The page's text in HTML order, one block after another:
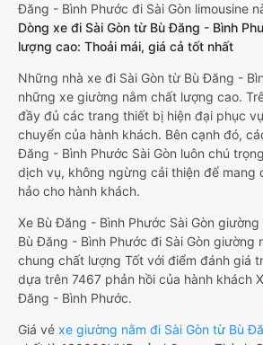
Đăng - Bình Phước đi Sài Gòn limousine
Dòng xe đi Sài Gòn từ Bù Đăng - Bình
lượng cao: Thoải mái, giá cả tốt nhất
Những nhà xe đi Sài Gòn từ Bù Đăng -
những xe giường nằm chất lượng cao.
đầy đủ các trang thiết bị hiện đại phục
chuyển của hành khách. Bên cạnh đó,
Đăng - Bình Phước Sài Gòn luôn chú
dịch vụ, không ngừng cải thiện để mang
hảo cho hành khách.
Xe Bù Đăng - Bình Phước Sài Gòn
Bù Đăng - Bình Phước đi Sài Gòn giường
chung chất lượng Tốt với điểm đánh giá
dựa trên 7467 phản hồi của hành khách
Đăng - Bình Phước.
Giá vé xe giường nằm đi Sài Gòn từ Bù